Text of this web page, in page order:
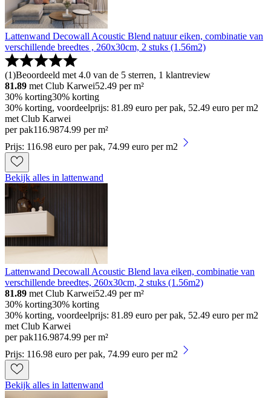
Lattenwand Decowall Acoustic Blend natuur eiken, combinatie van
verschillende breedtes , 260x30cm, 2 stuks (1.56m2)
(1)Beoordeeld met 4.0 van de 5 sterren, 1 klantreview
81.89 met Club Karwei52.49 per m²
30% korting30% korting
30% korting, voordeelprijs: 81.89 euro per pak, 52.49 euro per m2
met Club Karwei
per pak116.9874.99 per m²
Prijs: 116.98 euro per pak, 74.99 euro per m2
Bekijk alles in lattenwand
Lattenwand Decowall Acoustic Blend lava eiken, combinatie van
verschillende breedtes, 260x30cm, 2 stuks (1.56m2)
81.89 met Club Karwei52.49 per m²
30% korting30% korting
30% korting, voordeelprijs: 81.89 euro per pak, 52.49 euro per m2
met Club Karwei
per pak116.9874.99 per m²
Prijs: 116.98 euro per pak, 74.99 euro per m2
Bekijk alles in lattenwand